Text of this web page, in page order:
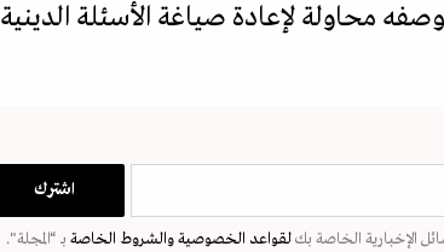
محاولة لإعادة صياغة الأسئلة الدينية
الإخبارية الخاصة بكلقواعد الخصوصيةوالشروط الخاصة بـ “المجلة".